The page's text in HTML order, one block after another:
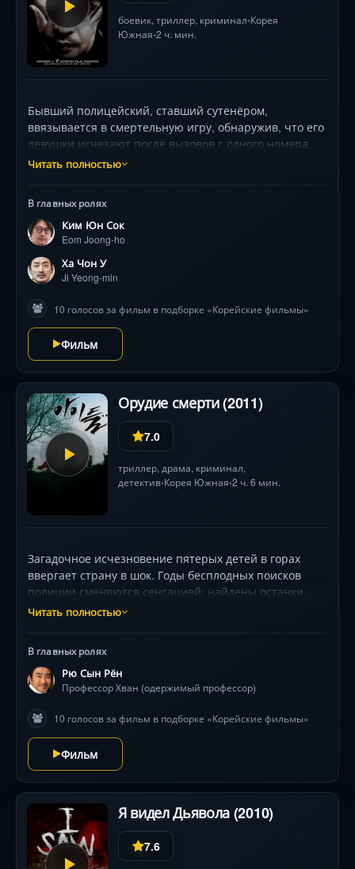
боевик, триллер, криминал•Корея
Южная• 2 ч. мин.
Бывший полицейский, ставший сутенёром,
ввязывается в смертельную игру, обнаружив, что его
девушки исчезают после вызовов с одного номера.
Погоня за маньяком превращается в гонку против
Азиатский кинорынок неожиданными поворотами и
леденящей атмосферой .
Читать полностью
В главных ролях
Ким Юн Сок
Eom Joong-ho
Ха Чон У
Ji Yeong-min
10 голосов за фильм в подборке «Корейские фильмы»
Фильм
Орудие смерти (2011)
7.0
триллер, драма, криминал,
детектив•Корея Южная•2 ч. 6 мин.
Загадочное исчезновение пятерых детей в горах
ввергает страну в шок. Годы бесплодных поисков
полиции сменяются сенсацией: найдены останки.
Циничный телепродюсер Кан (Пак Ён-у) и
ритуальном убийстве рушит жизни невинных, а
слепое стремление к сенсации оборачивается
личной трагедией. Спустя десятилетия правда об
орудии убийства шокирует всех — но виновный всё
ещё на свободе. Мрачные пейзажи, архивные кадры
и гнетущее молчание гор усиливают напряжение
этой криминальной драмы, основанной на реальном
нераскрытом деле «лягушачьих детей».
Читать полностью
В главных ролях
Рю Сын Рён
Профессор Хван (одержимый профессор)
10 голосов за фильм в подборке «Корейские фильмы»
Фильм
Я видел Дьявола (2010)
7.6